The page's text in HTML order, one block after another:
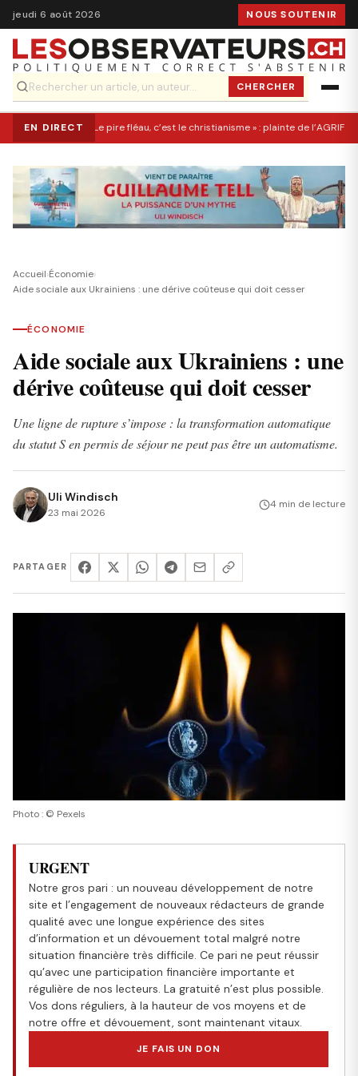
jeudi 6 août 2026 NOUS SOUTENIR
CHERCHER
EN DIRECT « Le pire fléau, c’est le christianisme » : plainte de l’AGRIF
Accueil›Économie›
Aide sociale aux Ukrainiens : une dérive coûteuse qui doit cesser
ÉCONOMIE
Aide sociale aux Ukrainiens : une
dérive coûteuse qui doit cesser
Une ligne de rupture s’impose : la transformation automatique
du statut S en permis de séjour ne peut pas être un automatisme.
Uli Windisch
23 mai 2026
4 min de lecture
PARTAGER
Photo : © Pexels
URGENT
Notre gros pari : un nouveau développement de notre
site et l’engagement de nouveaux rédacteurs de grande
qualité avec une longue expérience des sites
d’information et un dévouement total malgré notre
situation financière très difficile. Ce pari ne peut réussir
qu’avec une participation financière importante et
régulière de nos lecteurs. La gratuité n’est plus possible.
Vos dons réguliers, à la hauteur de vos moyens et de
notre offre et dévouement, sont maintenant vitaux.
JE FAIS UN DON